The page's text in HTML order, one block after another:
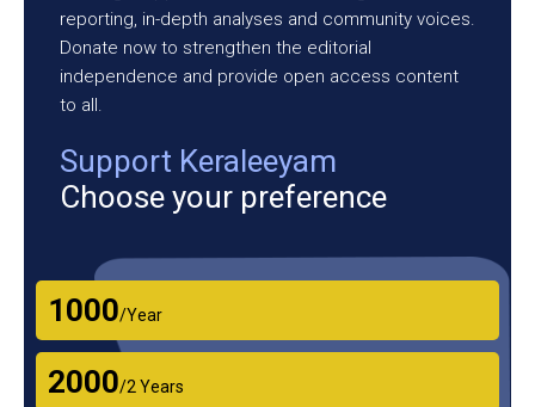
reporting, in-depth analyses and community voices.
Donate now to strengthen the editorial
independence and provide open access content
to all.
Support Keraleeyam
Choose your preference
₹1000/Year
₹2000/2 Years